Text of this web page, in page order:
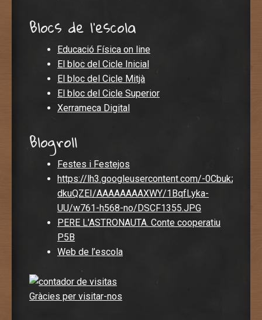
Blocs de l'escola
Educació Física on line
El bloc del Cicle Inicial
El bloc del Cicle Mitjà
El bloc del Cicle Superior
Xerrameca Digital
Blogroll
Festes i Festejos
https://lh3.googleusercontent.com/-
dkuQZEI/AAAAAAAAXWY/1BqfLyka-
UU/w761-h568-no/DSCF1355.JPG
PERE L'ASTRONAUTA. Conte cooperatiu
P5B
Web de l’escola
Gràcies per visitar-nos